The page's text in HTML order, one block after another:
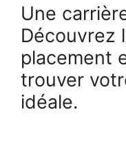
Une
Découvrez
placement
trouver
idéale.